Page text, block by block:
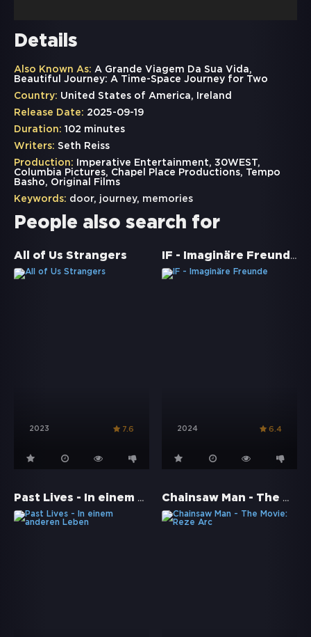
Details
Also Known As: A Grande Viagem Da Sua Vida,
Beautiful Journey: A Time-Space Journey for Two
Country: United States of America, Ireland
Release Date: 2025-09-19
Duration: 102 minutes
Writers: Seth Reiss
Production: Imperative Entertainment, 30WEST,
Columbia Pictures, Chapel Place Productions, Tempo
Basho, Original Films
Keywords: door, journey, memories
People also search for
All of Us Strangers
2023 7.6
IF - Imaginäre Freunde
2024 6.4
Past Lives - In einem anderen Leben Chainsaw Man - The Movie: Reze Arc